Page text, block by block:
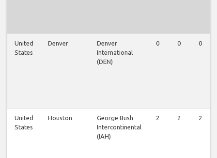
United
States
Denver
Denver
International
(DEN)
0 0 0
United
States
Houston
George Bush
Intercontinental
(IAH)
2 2 2